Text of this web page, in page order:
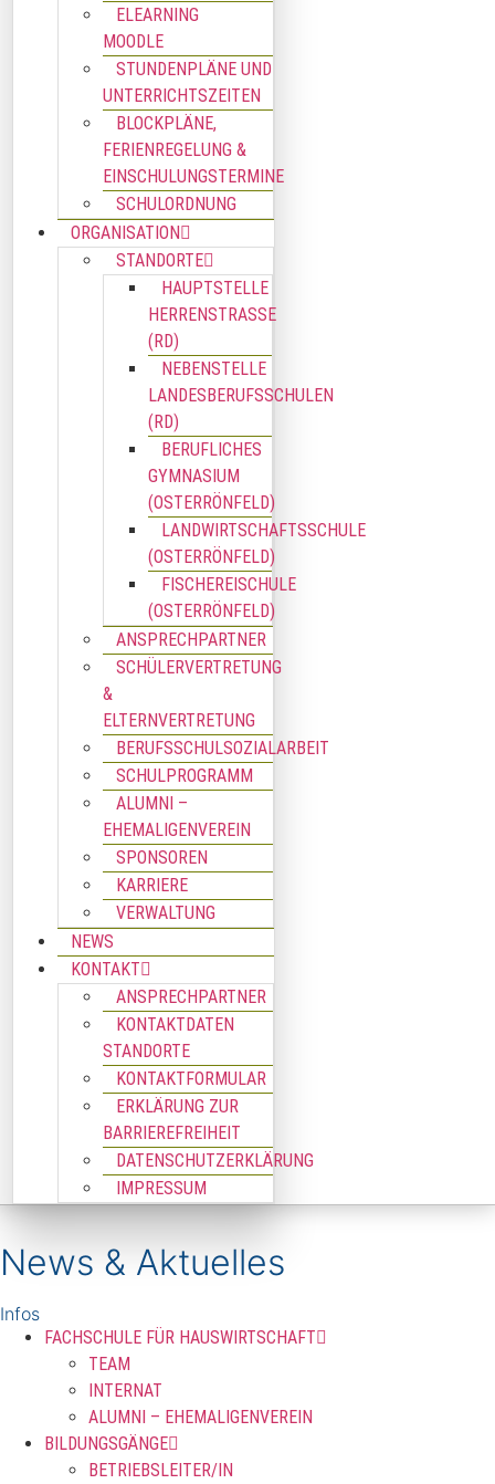
ELEARNING
MOODLE
STUNDENPLÄNE UND
UNTERRICHTSZEITEN
BLOCKPLÄNE,
FERIENREGELUNG &
EINSCHULUNGSTERMINE
SCHULORDNUNG
ORGANISATION
STANDORTE
HAUPTSTELLE
HERRENSTRASSE (
RD)
NEBENSTELLE
LANDESBERUFSSCHULEN
(RD)
BERUFLICHES
GYMNASIUM
(OSTERRÖNFELD)
LANDWIRTSCHAFTSSCHULE
(OSTERRÖNFELD)
FISCHEREISCHULE
(OSTERRÖNFELD)
ANSPRECHPARTNER
SCHÜLERVERTRETUNG
&
ELTERNVERTRETUNG
BERUFSSCHULSOZIALARBEIT
SCHULPROGRAMM
ALUMNI –
EHEMALIGENVEREIN
SPONSOREN
KARRIERE
VERWALTUNG
NEWS
KONTAKT
ANSPRECHPARTNER
KONTAKTDATEN
STANDORTE
KONTAKTFORMULAR
ERKLÄRUNG ZUR
BARRIEREFREIHEIT
DATENSCHUTZERKLÄRUNG
IMPRESSUM
News & Aktuelles
Infos
FACHSCHULE FÜR HAUSWIRTSCHAFT
TEAM
INTERNAT
ALUMNI – EHEMALIGENVEREIN
BILDUNGSGÄNGE
BETRIEBSLEITER/IN